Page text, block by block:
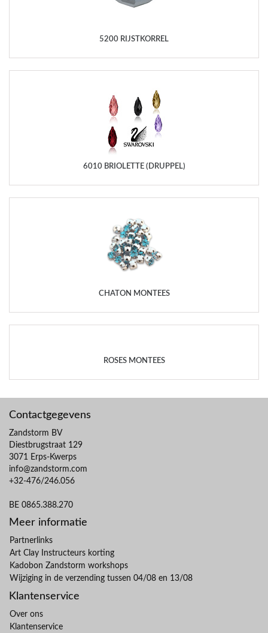
5200 RIJSTKORREL
6010 BRIOLETTE (DRUPPEL)
CHATON MONTÉES
ROSES MONTÉES
Contactgegevens
Zandstorm BV
Diestbrugstraat 129
3071 Erps-Kwerps
info@zandstorm.com
+32-476/246.056
BE 0865.388.270
Meer informatie
Partnerlinks
Art Clay Instructeurs korting
Kadobon Zandstorm workshops
Wijziging in de verzending tussen 04/08 en 13/08
Klantenservice
Over ons
Klantenservice